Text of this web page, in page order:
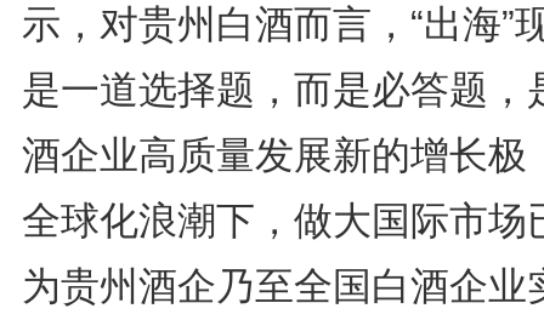
示，对贵州白酒而言，“出海”
是一道选择题，而是必答题，
酒企业高质量发展新的增长极
全球化浪潮下，做大国际市场
为贵州酒企乃至全国白酒企业